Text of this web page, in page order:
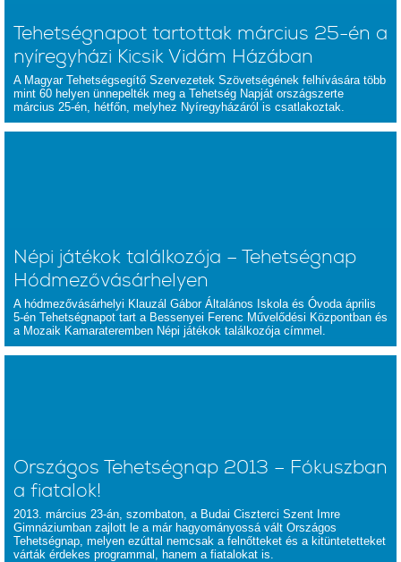
Tehetségnapot tartottak március 25-én a
nyíregyházi Kicsik Vidám Házában
A Magyar Tehetségsegítő Szervezetek Szövetségének felhívására több
mint 60 helyen ünnepelték meg a Tehetség Napját országszerte
március 25-én, hétfőn, melyhez Nyíregyházáról is csatlakoztak.
Népi játékok találkozója – Tehetségnap
Hódmezővásárhelyen
A hódmezővásárhelyi Klauzál Gábor Általános Iskola és Óvoda április
5-én Tehetségnapot tart a Bessenyei Ferenc Művelődési Központban és
a Mozaik Kamarateremben Népi játékok találkozója címmel.
Országos Tehetségnap 2013 – Fókuszban
a fiatalok!
2013. március 23-án, szombaton, a Budai Ciszterci Szent Imre
Gimnáziumban zajlott le a már hagyományossá vált Országos
Tehetségnap, melyen ezúttal nemcsak a felnőtteket és a kitüntetetteket
várták érdekes programmal, hanem a fiatalokat is.